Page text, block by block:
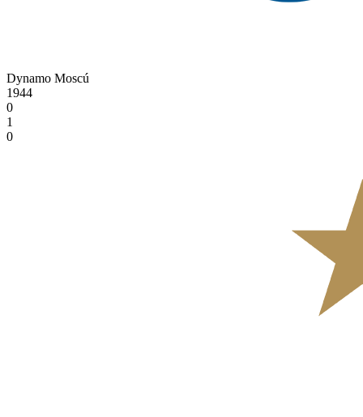
Dynamo Moscú
1944
0
1
0